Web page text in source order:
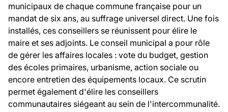
municipaux de chaque commune française pour un
mandat de six ans, au suffrage universel direct. Une fois
installés, ces conseillers se réunissent pour élire le
maire et ses adjoints. Le conseil municipal a pour rôle
de gérer les affaires locales : vote du budget, gestion
des écoles primaires, urbanisme, action sociale ou
encore entretien des équipements locaux. Ce scrutin
permet également d'élire les conseillers
communautaires siégeant au sein de l'intercommunalité.